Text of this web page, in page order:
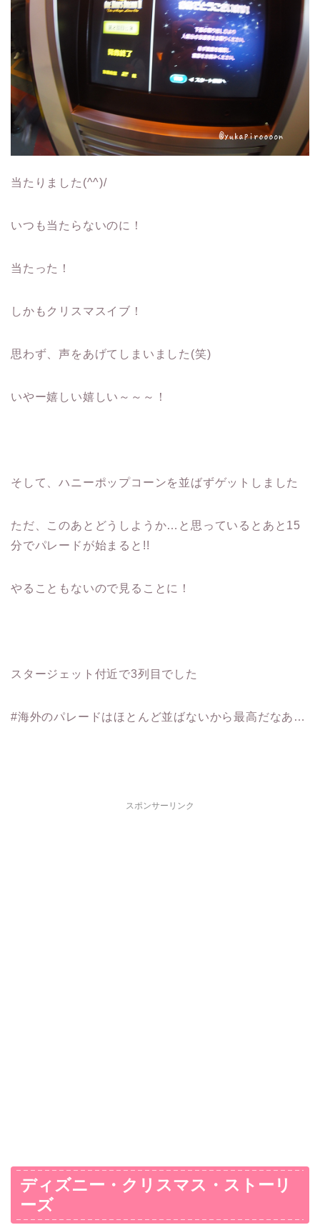
当たりました(^^)/
いつも当たらないのに！
当たった！
しかもクリスマスイブ！
思わず、声をあげてしまいました(笑)
いやー嬉しい嬉しい～～～！
そして、ハニーポップコーンを並ばずゲットしました
ただ、このあとどうしようか…と思っているとあと15
分でパレードが始まると!!
やることもないので見ることに！
スタージェット付近で3列目でした
#海外のパレードはほとんど並ばないから最高だなあ…
スポンサーリンク
ディズニー・クリスマス・ストーリ
ーズ